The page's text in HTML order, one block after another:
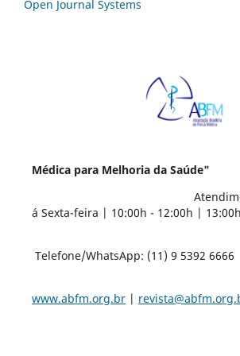
Open Journal Systems
Médica para Melhoria da Saúde"
Atendimento:
á Sexta-feira | 10:00h - 12:00h |
Telefone/WhatsApp: (11) 9 5392 6666
www.abfm.org.br|